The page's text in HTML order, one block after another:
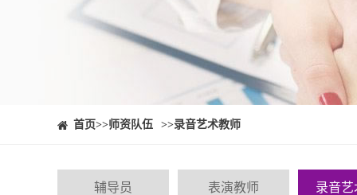
⠀⠀首页>>师资队伍 >>录音艺术教师
辅导员 表演教师 录音